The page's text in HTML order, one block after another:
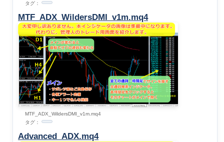
タグ：
MTF_ADX_WildersDMI_v1m.mq4
MTF_ADX_WildersDMI_v1m.mq4
タグ：
Advanced_ADX.mq4